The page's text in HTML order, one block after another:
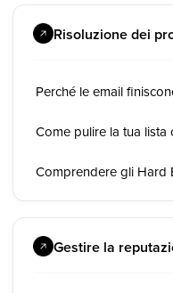
Risoluzione dei
Perché le email
Come pulire la tua lista
Comprendere gli Hard
Gestire la